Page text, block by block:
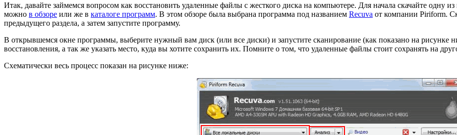
Итак, давайте займемся вопросом как восстановить удаленные файлы с жесткого диска на компьютере. Для начала скачайте одну
можно в обзоре или же в каталоге программ. В этом обзоре была выбрана программа под названием Recuva от компании Piriform.
предыдущего раздела, а затем запустите программу.
В открывшемся окне программы, выберите нужный вам диск (или все диски) и запустите сканирование (как показано на
восстановления, а так же указать место, куда вы хотите сохранить их. Помните о том, что удаленные файлы стоит сохранять на
Схематически весь процесс показан на рисунке ниже: